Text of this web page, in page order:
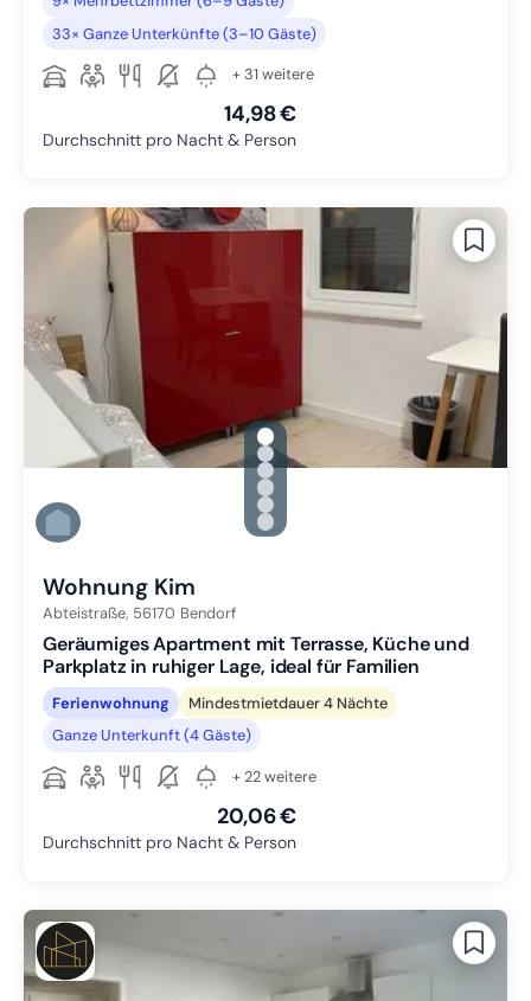
33× Ganze Unterkünfte (3–10 Gäste)
+ 31 weitere
14,98 €
Durchschnitt pro Nacht & Person
gallery.slide_selector
Zu Slide 1 wechseln
Zu Slide 2 wechseln
Zu Slide 3 wechseln
Zu Slide 4 wechseln
Zu Slide 5 wechseln
Zu Slide 6 wechseln
Wohnung Kim
Abteistraße, 56170 Bendorf
Geräumiges Apartment mit Terrasse, Küche und
Parkplatz in ruhiger Lage, ideal für Familien
Ferienwohnung
Mindestmietdauer 4 Nächte
Ganze Unterkunft (4 Gäste)
+ 22 weitere
20,06 €
Durchschnitt pro Nacht & Person